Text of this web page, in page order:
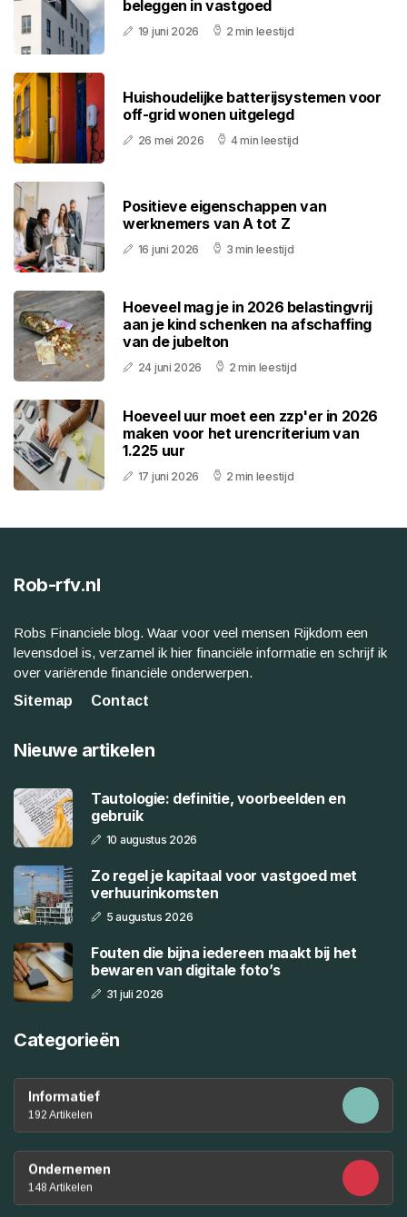
beleggen in vastgoed
19 juni 2026 2 min leestijd
Huishoudelijke batterijsystemen voor
off-grid wonen uitgelegd
26 mei 2026 4 min leestijd
Positieve eigenschappen van
werknemers van A tot Z
16 juni 2026 3 min leestijd
Hoeveel mag je in 2026 belastingvrij
aan je kind schenken na afschaffing
van de jubelton
24 juni 2026 2 min leestijd
Hoeveel uur moet een zzp'er in 2026
maken voor het urencriterium van
1.225 uur
17 juni 2026 2 min leestijd
Rob-rfv.nl
Robs Financiele blog. Waar voor veel mensen Rijkdom een
levensdoel is, verzamel ik hier financiële informatie en schrijf ik
over variërende financiële onderwerpen.
Sitemap
Contact
Nieuwe artikelen
Tautologie: definitie, voorbeelden en
gebruik
10 augustus 2026
Zo regel je kapitaal voor vastgoed met
verhuurinkomsten
5 augustus 2026
Fouten die bijna iedereen maakt bij het
bewaren van digitale foto’s
31 juli 2026
Categorieën
Informatief
192 Artikelen
Ondernemen
148 Artikelen